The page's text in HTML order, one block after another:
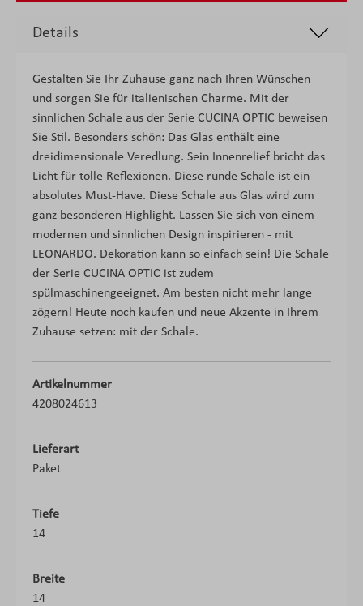
Details
Gestalten Sie Ihr Zuhause ganz nach Ihren Wünschen
und sorgen Sie für italienischen Charme. Mit der
sinnlichen Schale aus der Serie CUCINA OPTIC beweisen
Sie Stil. Besonders schön: Das Glas enthält eine
dreidimensionale Veredlung. Sein Innenrelief bricht das
Licht für tolle Reflexionen. Diese runde Schale ist ein
absolutes Must-Have. Diese Schale aus Glas wird zum
ganz besonderen Highlight. Lassen Sie sich von einem
modernen und sinnlichen Design inspirieren - mit
LEONARDO. Dekoration kann so einfach sein! Die Schale
der Serie CUCINA OPTIC ist zudem
spülmaschinengeeignet. Am besten nicht mehr lange
zögern! Heute noch kaufen und neue Akzente in Ihrem
Zuhause setzen: mit der Schale.
Artikelnummer
4208024613
Lieferart
Paket
Tiefe
14
Breite
14